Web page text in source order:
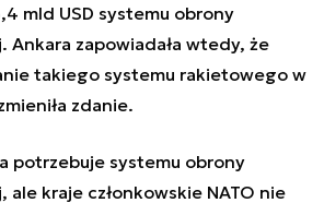
mld USD systemu obrony
Ankara zapowiadała wtedy, że
takiego systemu rakietowego w
zdanie.
potrzebuje systemu obrony
kraje członkowskie NATO nie